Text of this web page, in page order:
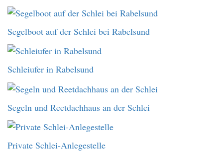
Segelboot auf der Schlei bei Rabelsund
Schleiufer in Rabelsund
Segeln und Reetdachhaus an der Schlei
Private Schlei-Anlegestelle